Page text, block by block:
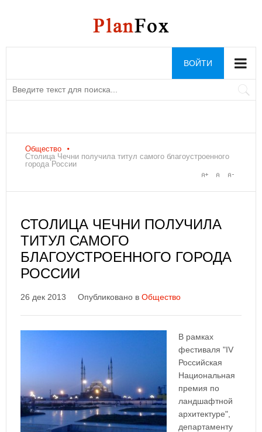
ВОЙТИ
Общество
Столица Чечни получила титул самого благоустроенного
города России
СТОЛИЦА ЧЕЧНИ ПОЛУЧИЛА
ТИТУЛ САМОГО
БЛАГОУСТРОЕННОГО ГОРОДА
РОССИИ
26 дек 2013 Опубликовано в Общество
В рамках
фестиваля "IV
Российская
Национальная
премия по
ландшафтной
архитектуре",
департаменту